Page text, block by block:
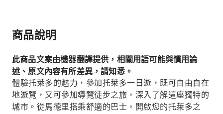
商品說明
此商品文案由機器翻譯提供，相關用語可能與慣用論
述、原文內容有所差異，請知悉。
體驗托萊多的魅力，參加托萊多一日遊，既可自由自在
地遊覽，又可參加導覽徒步之旅，深入了解這座獨特的
城市。從馬德里搭乘舒適的巴士，開啟您的托萊多之